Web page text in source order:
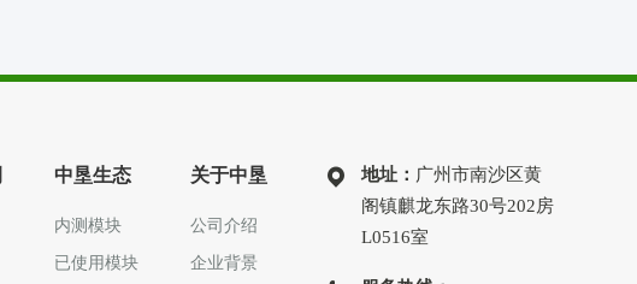
中垦生态
内测模块
已使用模块
关于中垦
公司介绍
企业背景
地址： 广州市南沙区黄
阁镇麒龙东路30号202房
L0516室